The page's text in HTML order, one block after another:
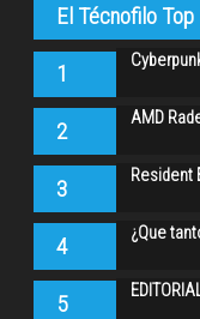
El Técnofilo Top
1
2 AMD
3 Resident
4 ¿Que
5